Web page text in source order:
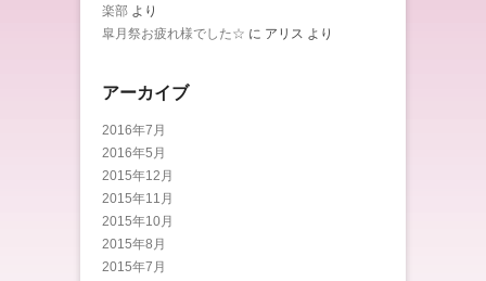
楽部 より
皐月祭お疲れ様でした☆ に アリス より
アーカイブ
2016年7月
2016年5月
2015年12月
2015年11月
2015年10月
2015年8月
2015年7月